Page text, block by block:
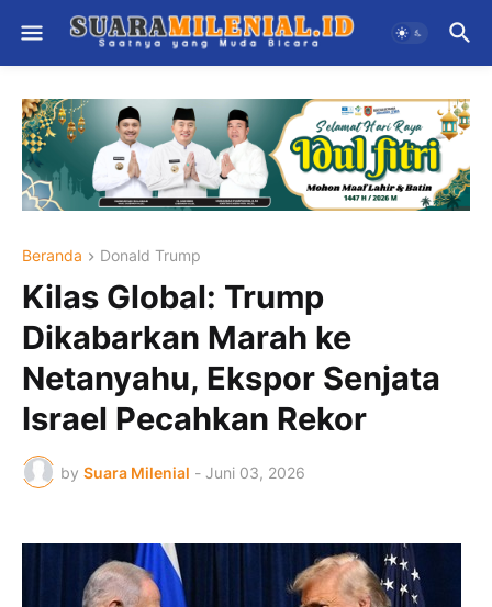
Beranda Donald Trump
Kilas Global: Trump
Dikabarkan Marah ke
Netanyahu, Ekspor Senjata
Israel Pecahkan Rekor
by Suara Milenial - Juni 03, 2026